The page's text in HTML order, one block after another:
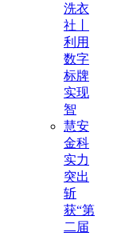
洗衣
社丨
利用
数字
标牌
实现
智
慧安
金科
实力
突出
斩
获“第
二届